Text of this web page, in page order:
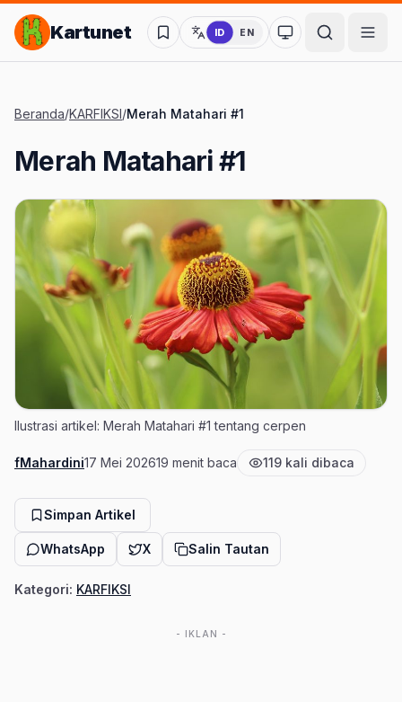
Lompat ke Konten Utama
Kartunet ID EN
Ubah ke mode
Beranda/KARFIKSI/Merah Matahari #1
Merah Matahari #1
Ilustrasi artikel: Merah Matahari #1 tentang cerpen
Penulis
fMahardiniTanggal terbit
17 Mei 2026Estimasi waktu baca
19 menit baca Jumlah pembaca
119 kali dibaca
Simpan Artikel
WhatsApp X Salin Tautan
Kategori: KARFIKSI
- IKLAN -